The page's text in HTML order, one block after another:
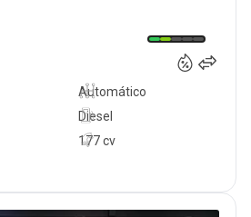
Automático
177 cv
Diesel